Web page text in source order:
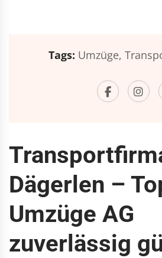
Tags: Umzüge,
Dägerlen –
Umzüge AG
zuverlässig